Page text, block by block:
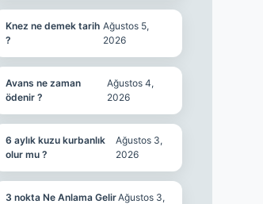
Knez ne demek tarih
?
Ağustos 5,
2026
Avans ne zaman
ödenir ?
Ağustos 4,
2026
6 aylık kuzu kurbanlık
olur mu ?
Ağustos 3,
2026
3 nokta Ne Anlama GelirAğustos 3,